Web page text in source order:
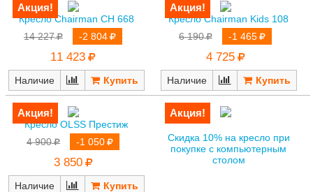
Кресло Chairman CH 668
14 227
-2 804
11 423
Наличие
Кресло Chairman Kids 108
6 190
-1 465
4 725
Наличие
Кресло OLSS Престиж
4 900
-1 050
3 850
Наличие
Скидка 10% на кресло при
покупке с компьютерным
столом